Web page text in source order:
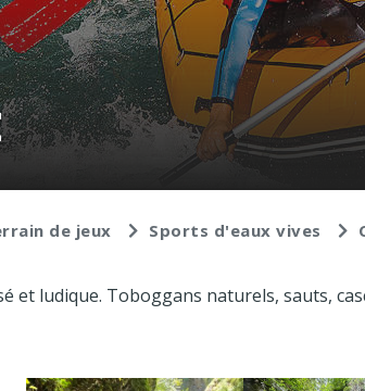
de jeux Sports d'eaux vives
et ludique. Toboggans naturels, sauts,